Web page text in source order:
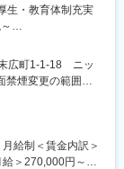
安定稼働している
す。
や可読性）に大き
・販売していま
生・教育体制充実
ソフトをC#で設計
術職です。
発）
広町1-1-18 ニッ
禁煙変更の範囲：
給制＜賃金内訳＞
＞270,000円～